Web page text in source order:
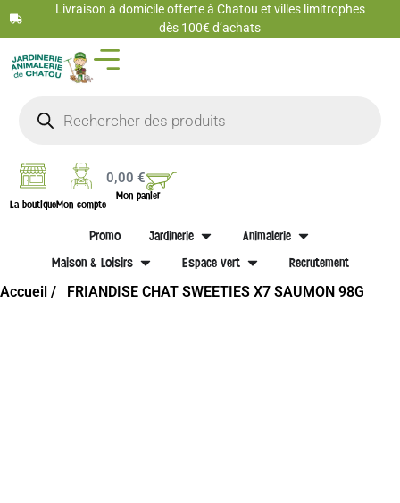
Livraison à domicile offerte à Chatou et villes limitrophes
dès 100€ d’achats
La boutiqueMon compte
0,00€
Mon panier
Promo Jardinerie
Animalerie
Maison & Loisirs
Espace vert Recrutement
Accueil / FRIANDISE CHAT SWEETIES X7 SAUMON 98G